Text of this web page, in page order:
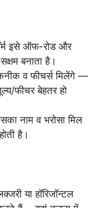
इसे ऑफ-रोड और
बनाता है।
व फीचर्स मिलेंगे —
फीचर बेहतर हो
नाम व भरोसा मिल
है।
या हॉरिजॉन्टल